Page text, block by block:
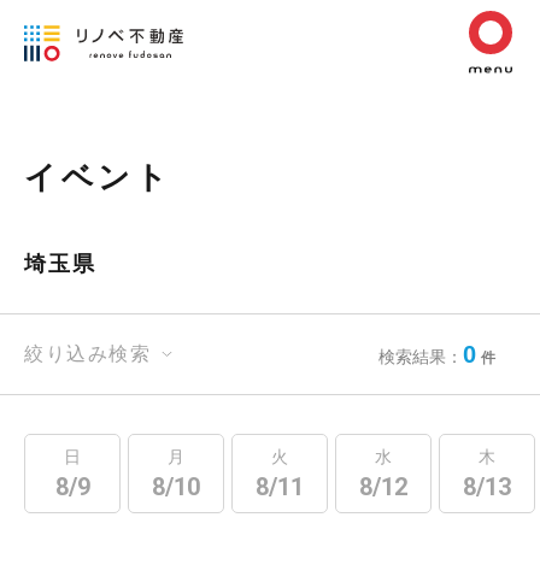
イベント
埼玉県
絞り込み検索 検索結果： 0 件
日
8/9
月
8/10
火
8/11
水
8/12
木
8/13